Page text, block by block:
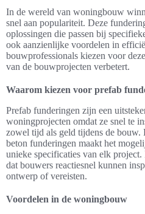
In de wereld van woningbouw
snel aan populariteit. Deze
oplossingen die passen bij
ook aanzienlijke voordelen in
bouwprofessionals kiezen voor
van de bouwprojecten verbetert.
Waarom kiezen voor prefab
Prefab funderingen zijn een
woningprojecten omdat ze snel te
zowel tijd als geld tijdens de bouw.
beton funderingen maakt het
unieke specificaties van elk
dat bouwers reactiesnel kunnen
ontwerp of vereisten.
Voordelen in de woningbouw